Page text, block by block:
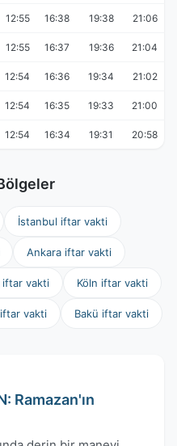
12:55 16:38 19:38 21:06
12:55 16:37 19:36 21:04
12:54 16:36 19:34 21:02
12:54 16:35 19:33 21:00
12:54 16:34 19:31 20:58
İstanbul iftar vakti
Ankara iftar vakti
iftar vakti Köln iftar vakti
vakti Bakü iftar vakti
Ramazan'ın